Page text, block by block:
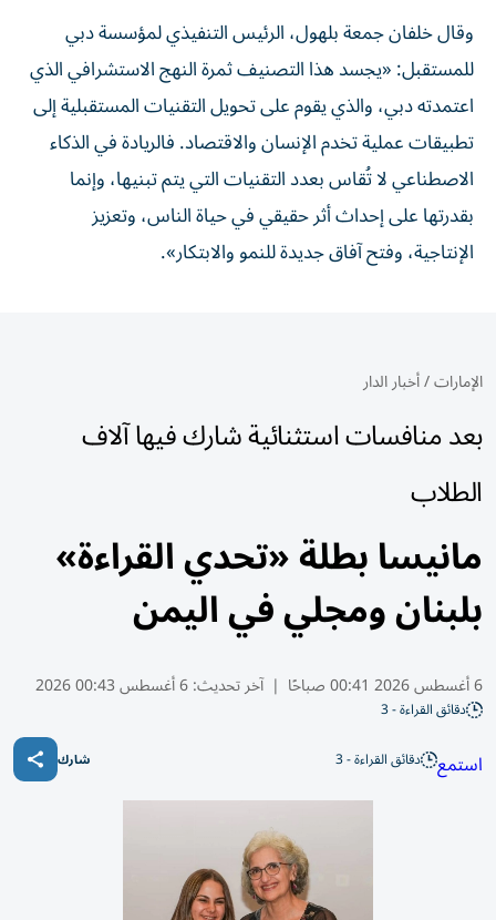
وقال خلفان جمعة بلهول، الرئيس التنفيذي لمؤسسة دبي
للمستقبل: «يجسد هذا التصنيف ثمرة النهج الاستشرافي الذي
اعتمدته دبي، والذي يقوم على تحويل التقنيات المستقبلية إلى
تطبيقات عملية تخدم الإنسان والاقتصاد. فالريادة في الذكاء
الاصطناعي لا تُقاس بعدد التقنيات التي يتم تبنيها، وإنما
بقدرتها على إحداث أثر حقيقي في حياة الناس، وتعزيز
الإنتاجية، وفتح آفاق جديدة للنمو والابتكار».
الإمارات/أخبار الدار
بعد منافسات استثنائية شارك فيها آلاف
الطلاب
مانيسا بطلة «تحدي القراءة»
بلبنان ومجلي في اليمن
6 أغسطس 2026 00:41 صباحًا | آخر تحديث:6 أغسطس 00:43 2026
دقائق القراءة - 3
استمع دقائق القراءة - 3 شارك